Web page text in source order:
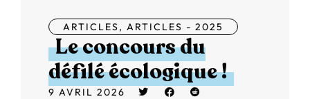
ARTICLES, ARTICLES - 2025
Le concours du
défilé écologique !
9 AVRIL 2026